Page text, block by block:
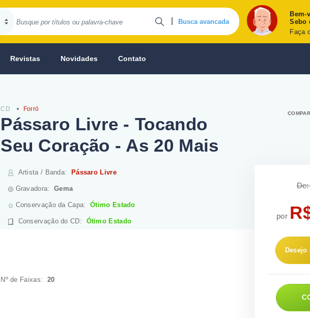
Busca avancada
Bem-
Sebo
Faça
Revistas Novidades Contato
CD Forró
Pássaro Livre - Tocando
Seu Coração - As 20 Mais
Artista / Banda: Pássaro Livre
Gravadora:Gema
Conservação da Capa:Ótimo Estado
Conservação do CD: Ótimo Estado
Nº de Faixas: 20
por